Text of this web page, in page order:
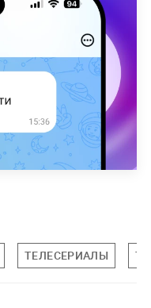
ТЕЛЕСЕРИАЛЫ